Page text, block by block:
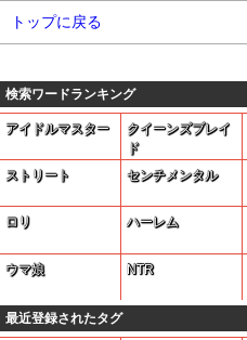
トップに戻る
検索ワードランキング
アイドルマスター
クイーンズブレイ
ド
ストリート センチメンタル
ロリ ハーレム
ウマ娘 NTR
最近登録されたタグ